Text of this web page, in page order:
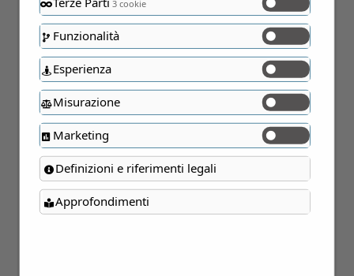
01
Nov
3 cookie
Funzionalità
Esperienza
Misurazione
Marketing
Definizioni e riferimenti legali
Approfondimenti